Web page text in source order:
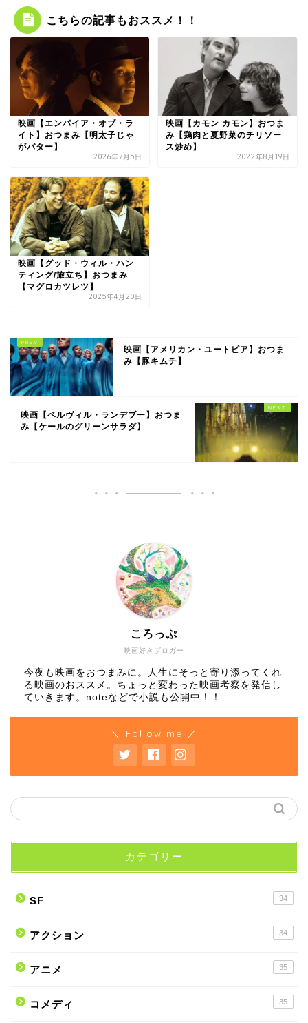
こちらの記事もおススメ！！
映画【エンパイア・オブ・ラ
イト】おつまみ【明太子じゃ
がバター】
2026年7月5日
映画【カモン カモン】おつま
み【鶏肉と夏野菜のチリソー
ス炒め】
2022年8月19日
映画【グッド・ウィル・ハン
ティング/旅立ち】おつまみ
【マグロカツレツ】
2025年4月20日
映画【アメリカン・ユートピア】おつま
み【豚キムチ】
映画【ベルヴィル・ランデブー】おつま
み【ケールのグリーンサラダ】
映画好きブロガー
ころっぷ
今夜も映画をおつまみに。人生にそっと寄り添ってくれ
る映画のおススメ。ちょっと変わった映画考察を発信し
ていきます。noteなどで小説も公開中！！
＼ Follow me ／
カテゴリー
SF 34
アクション 34
アニメ 35
コメディ 35